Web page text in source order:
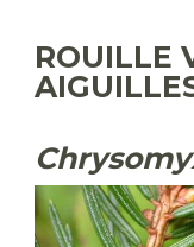
ROUILLE